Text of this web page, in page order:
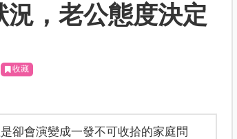
，老公態度決定
收藏
卻會演變成一發不可收拾的家庭問